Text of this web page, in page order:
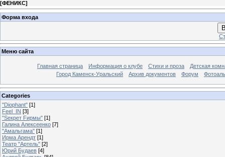
[ФЕНИКС]
Форма входа
Меню сайта
Главная страница Информация о клубе Стихи и проза
Детская
Город Каменск-Уральский
Архив документов Форум
Categories
"Diophant" [1]
Feel_IN [3]
"Sекрет Fирмы" [1]
Галина Алексеенко [7]
"Амальгама" [1]
Ирма Арендт [1]
Театр "Артель" [2]
Юрий Будаев [4]